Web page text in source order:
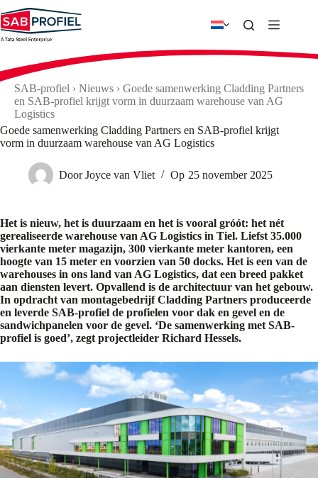
naar
de
inhoud
SAB-profiel › Nieuws › Goede samenwerking Cladding Partners
en SAB-profiel krijgt vorm in duurzaam warehouse van AG
Logistics
Goede samenwerking Cladding Partners en SAB-profiel krijgt
vorm in duurzaam warehouse van AG Logistics
Door Joyce van Vliet Op 25 november 2025
Het is nieuw, het is duurzaam en het is vooral gróót: het nét
gerealiseerde warehouse van AG Logistics in Tiel. Liefst 35.000
vierkante meter magazijn, 300 vierkante meter kantoren, een
hoogte van 15 meter en voorzien van 50 docks. Het is een van de
warehouses in ons land van AG Logistics, dat een breed pakket
aan diensten levert. Opvallend is de architectuur van het gebouw.
In opdracht van montagebedrijf Cladding Partners produceerde
en leverde SAB-profiel de profielen voor dak en gevel en de
sandwichpanelen voor de gevel. ‘De samenwerking met SAB-
profiel is goed’, zegt projectleider Richard Hessels.